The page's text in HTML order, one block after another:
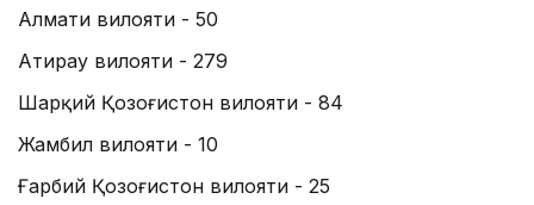
Алмати вилояти - 50
Атирау вилояти - 279
Шарқий Қозоғистон вилояти - 84
Жамбил вилояти - 10
Ғарбий Қозоғистон вилояти - 25